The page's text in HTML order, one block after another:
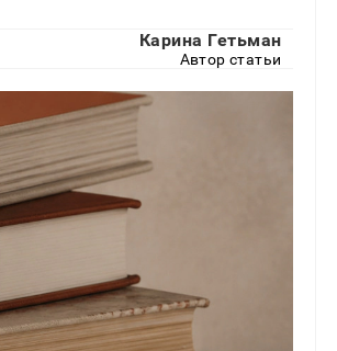
Карина Гетьман
Автор статьи